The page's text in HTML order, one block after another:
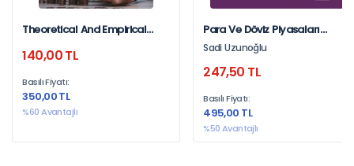
Theoretical And Empirical
140,00 TL
Basılı Fiyatı:
350,00 TL
%60 Avantajlı
Para Ve Döviz Piyasaları
Genişletilmiş 4. Basım
Sadi Uzunoğlu
247,50 TL
Basılı Fiyatı:
495,00 TL
%50 Avantajlı